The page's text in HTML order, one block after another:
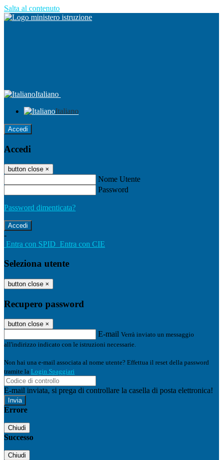
Salta al contenuto
Italiano
Italiano
Accedi
Accedi
button close ×
Nome Utente
Password
Password dimenticata?
-
Entra con SPID Entra con CIE
Seleziona utente
button close ×
Recupero password
button close ×
E-mail Verrà inviato un messaggio
all'indirizzo indicato con le istruzioni necessarie.
Non hai una e-mail associata al nome utente? Effettua il reset della password
tramite la Login Spaggiari
E-mail inviata, si prega di controllare la casella di posta elettronica!
Errore
Chiudi
Successo
Chiudi